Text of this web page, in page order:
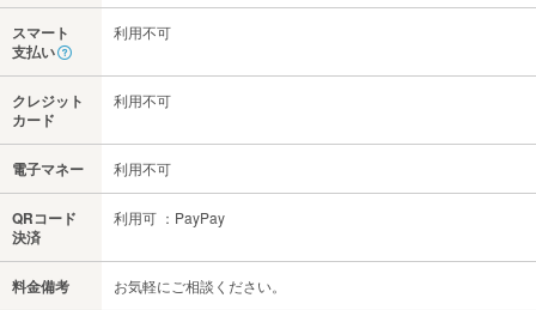
スマート
支払い
利用不可
クレジット
カード
利用不可
電子マネー 利用不可
QRコード
決済
利用可 ：PayPay
料金備考 お気軽にご相談ください。